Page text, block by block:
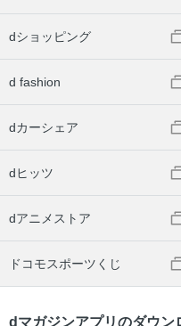
dショッピング
d fashion
dカーシェア
dヒッツ
dアニメストア
ドコモスポーツくじ
dマガジンアプリのダウン